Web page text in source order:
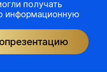
получать
информационную